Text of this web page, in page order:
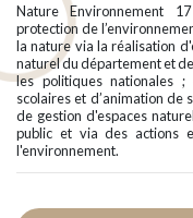
Nature Environnement
protection de
la nature via la réalisation
naturel du département et
les politiques nationales
scolaires et d’animation de
de gestion d'espaces
public et via des actions
l'environnement.